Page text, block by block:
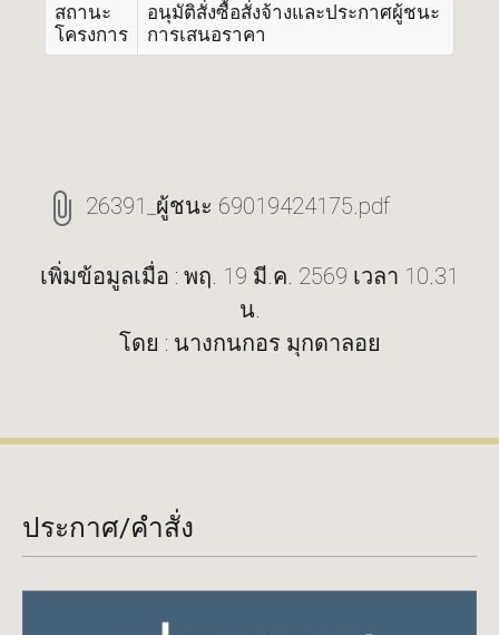
สถานะ
โครงการ
อนุมัติสั่งซื้อสั่งจ้างและประกาศผู้ชนะ
การเสนอราคา
26391_ผู้ชนะ 69019424175.pdf
เพิ่มข้อมูลเมื่อ : พฤ. 19 มี.ค. 2569 เวลา 10.31
น.
โดย : นางกนกอร มุกดาลอย
ประกาศ/คำสั่ง